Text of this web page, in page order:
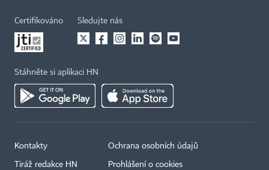
Certifikováno Sledujte nás
Stáhněte si aplikaci HN
Kontakty
Tiráž redakce HN
Ochrana osobních údajů
Prohlášení o cookies